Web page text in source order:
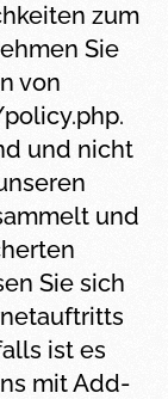
zum
Sie
von
und nicht
und
Sie sich
ist es
mit Add-